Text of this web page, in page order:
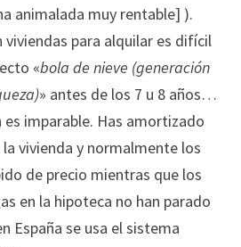
animalada muy rentable] ).
viviendas para alquilar es difícil
«bola de nieve (generación
» antes de los 7 u 8 años…
es imparable. Has amortizado
vivienda y normalmente los
de precio mientras que los
en la hipoteca no han parado
España se usa el sistema